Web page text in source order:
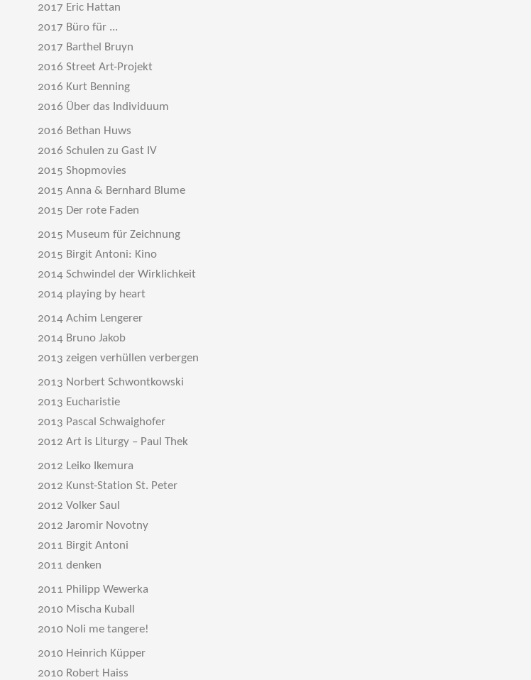
2017 Eric Hattan
2017 Büro für ...
2017 Barthel Bruyn
2016 Street Art-Projekt
2016 Kurt Benning
2016 Über das Individuum
2016 Bethan Huws
2016 Schulen zu Gast IV
2015 Shopmovies
2015 Anna & Bernhard Blume
2015 Der rote Faden
2015 Museum für Zeichnung
2015 Birgit Antoni: Kino
2014 Schwindel der Wirklichkeit
2014 playing by heart
2014 Achim Lengerer
2014 Bruno Jakob
2013 zeigen verhüllen verbergen
2013 Norbert Schwontkowski
2013 Eucharistie
2013 Pascal Schwaighofer
2012 Art is Liturgy – Paul Thek
2012 Leiko Ikemura
2012 Kunst-Station St. Peter
2012 Volker Saul
2012 Jaromir Novotny
2011 Birgit Antoni
2011 denken
2011 Philipp Wewerka
2010 Mischa Kuball
2010 Noli me tangere!
2010 Heinrich Küpper
2010 Robert Haiss